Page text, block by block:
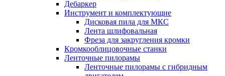
Дебаркер
Инструмент и комплектующие
Дисковая пила для МКС
Лента шлифовальная
Фреза для закругления кромки
Кромкооблицовочные станки
Ленточные пилорамы
Ленточные пилорамы с гибридным